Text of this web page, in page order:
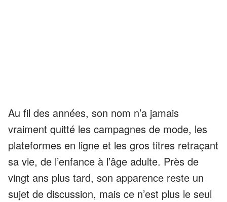
Au fil des années, son nom n’a jamais
vraiment quitté les campagnes de mode, les
plateformes en ligne et les gros titres retraçant
sa vie, de l’enfance à l’âge adulte. Près de
vingt ans plus tard, son apparence reste un
sujet de discussion, mais ce n’est plus le seul